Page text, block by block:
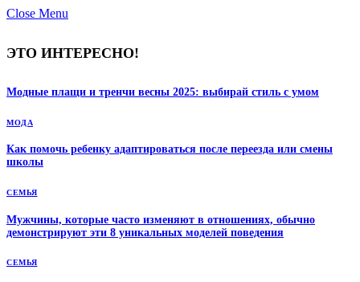
Close Menu
ЭТО ИНТЕРЕСНО!
Модные плащи и тренчи весны 2025: выбирай стиль с умом
МОДА
Как помочь ребенку адаптироваться после переезда или смены
школы
СЕМЬЯ
Мужчины, которые часто изменяют в отношениях, обычно
демонстрируют эти 8 уникальных моделей поведения
СЕМЬЯ